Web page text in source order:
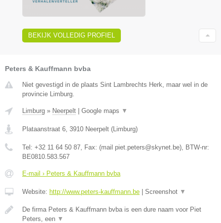
BEKIJK VOLLEDIG PROFIEL
Peters & Kauffmann bvba
Niet gevestigd in de plaats Sint Lambrechts Herk, maar wel in de
provincie Limburg.
Limburg » Neerpelt | Google maps ▼
Plataanstraat 6 3910 Neerpelt (Limburg)
Tel: +32 11 64 50 87 , Fax: (mail piet.peters@skynet.be) , BTW-nr:
BE0810.583.567
E-mail › Peters & Kauffmann bvba
Website: http://www.peters-kauffmann.be | Screenshot ▼
De firma Peters & Kauffmann bvba is een dure naam voor Piet
Peters, een ▼